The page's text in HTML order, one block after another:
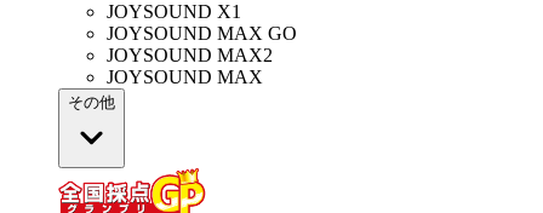
JOYSOUND X1
JOYSOUND MAX GO
JOYSOUND MAX2
JOYSOUND MAX
その他